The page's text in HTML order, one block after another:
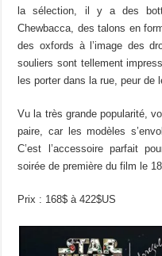
la sélection, il y a des
Chewbacca, des talons en
des oxfords à l’image des
souliers sont tellement
les porter dans la rue, peur de
Vu la très grande popularité,
paire, car les modèles
C’est l’accessoire parfait
soirée de première du film le
Prix : 168$ à 422$US